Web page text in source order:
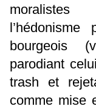
bourgeois
parodiant
trash et
comme mise